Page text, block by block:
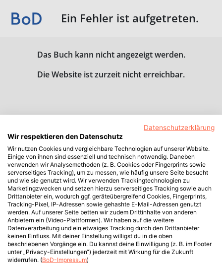
Ein Fehler ist aufgetreten.
Das Buch kann nicht angezeigt werden.
Die Website ist zurzeit nicht erreichbar.
Datenschutzerklärung
Wir respektieren den Datenschutz
Wir nutzen Cookies und vergleichbare Technologien auf unserer Website.
Einige von ihnen sind essenziell und technisch notwendig. Daneben
verwenden wir Analysemethoden (z. B. Cookies oder Fingerprints sowie
serverseitiges Tracking), um zu messen, wie häufig unsere Seite besucht
und wie sie genutzt wird. Wir verwenden Trackingtechnologien zu
Marketingzwecken und setzen hierzu serverseitiges Tracking sowie auch
Drittanbieter ein, wodurch ggf. geräteübergreifend Cookies, Fingerprints,
Tracking-Pixel, IP-Adressen sowie gehashte E-Mail-Adressen genutzt
werden. Auf unserer Seite betten wir zudem Drittinhalte von anderen
Anbietern ein (Video-Plattformen). Wir haben auf die weitere
Datenverarbeitung und ein etwaiges Tracking durch den Drittanbieter
keinen Einfluss. Mit deiner Einstellung willigst du in die oben
beschriebenen Vorgänge ein. Du kannst deine Einwilligung (z. B. im Footer
unter „Privacy-Einstellungen“) jederzeit mit Wirkung für die Zukunft
widerrufen. (BoD-Impressum)